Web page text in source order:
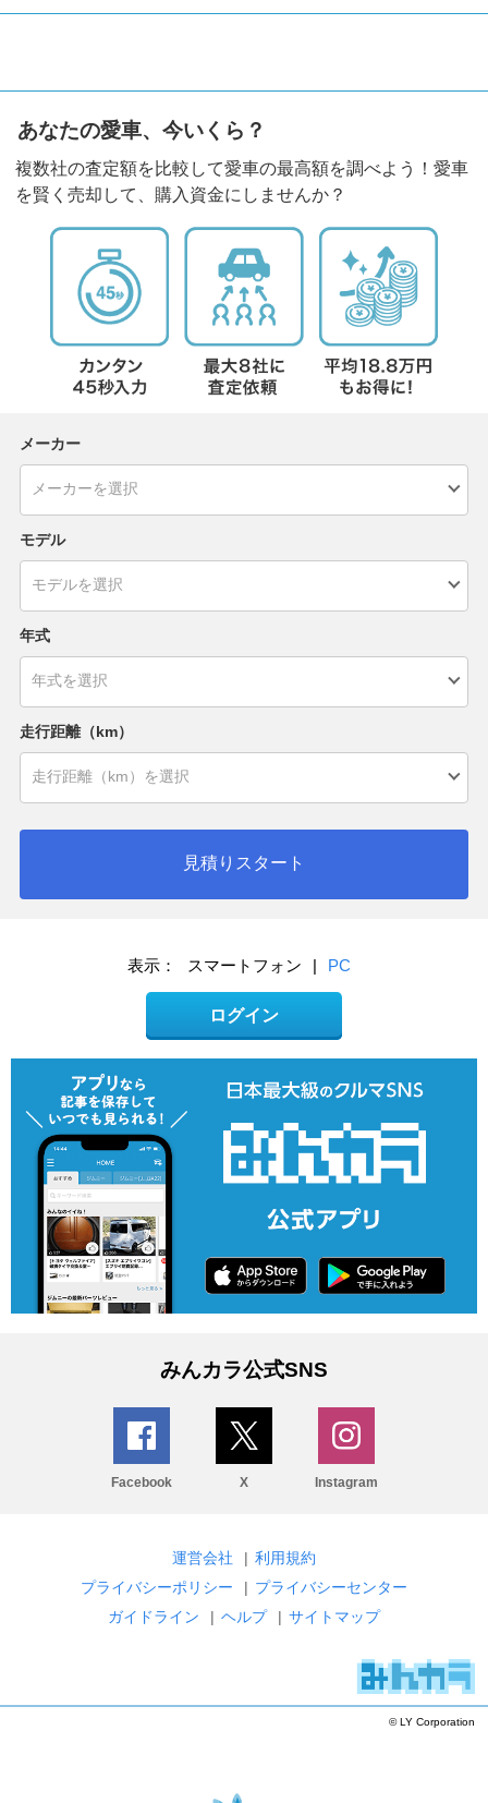
あなたの愛車、今いくら？
複数社の査定額を比較して愛車の最高額を調べよう！愛車
を賢く売却して、購入資金にしませんか？
メーカー
モデル
年式
走行距離（km）
見積りスタート
表示： スマートフォン | PC
ログイン
みんカラ公式SNS
Facebook X Instagram
運営会社 | 利用規約
プライバシーポリシー
| プライバシーセンター
ガイドライン
| ヘルプ | サイトマップ
© LY Corporation